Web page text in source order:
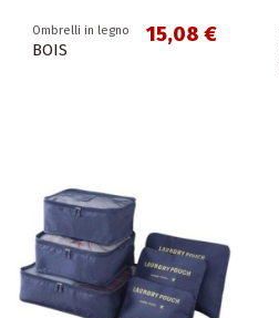
Ombrelli in legno
BOIS
15,08 €